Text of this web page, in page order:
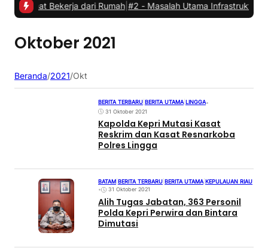
Bekerja dari Rumah|#2 -Masalah Utama Infrastruktur
Oktober 2021
Beranda/2021/Okt
BERITA TERBARU BERITA UTAMA LINGGA•
31 Oktober 2021
Kapolda Kepri Mutasi Kasat
Reskrim dan Kasat Resnarkoba
Polres Lingga
BATAM BERITA TERBARU BERITA UTAMA| KEPULAUAN RIAU
•
31 Oktober 2021
Alih Tugas Jabatan, 363 Personil
Polda Kepri Perwira dan Bintara
Dimutasi